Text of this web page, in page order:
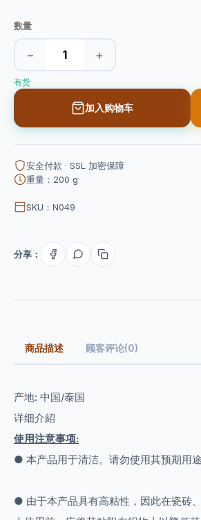
数量
− +
有货
加入购物车
安全付款 · SSL 加密保障
重量：200 g
SKU：N049
分享：
商品描述 顾客评论(0)
产地: 中国/泰国
详细介紹
使用注意事项:
● 本产品用于清洁。请勿使用其预期用途
● 由于本产品具有高粘性，因此在瓷砖